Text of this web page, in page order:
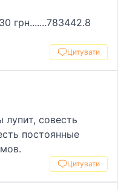
грн.......783442.8
Цитувати
лупит, совесть
постоянные
Цитувати